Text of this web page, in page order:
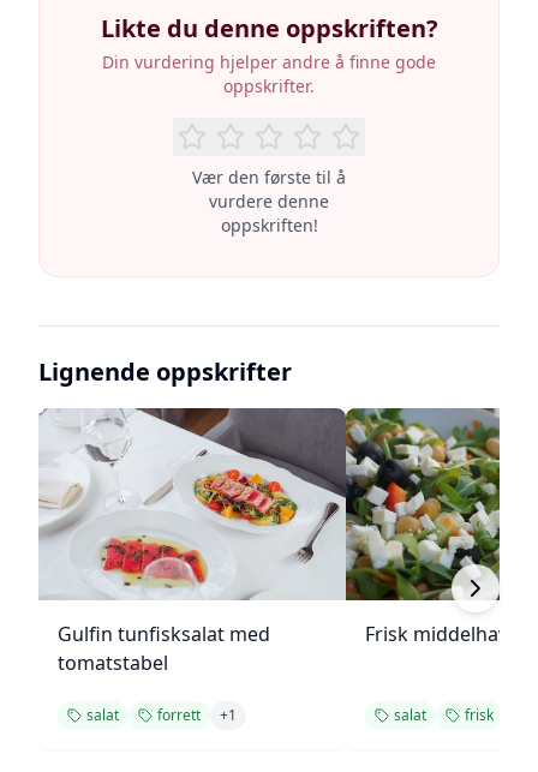
Likte du denne oppskriften?
Din vurdering hjelper andre å finne gode
oppskrifter.
Vær den første til å
vurdere denne
oppskriften!
Lignende oppskrifter
Gulfin tunfisksalat med
tomatstabel
salat forrett +1
Frisk middelhavs
salat frisk